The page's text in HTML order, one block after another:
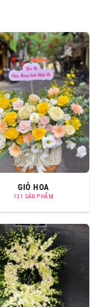
GIỎ HOA
131 SẢN PHẨM